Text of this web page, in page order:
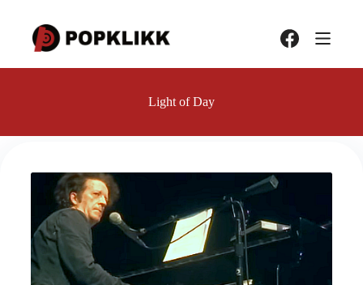
innholdet
Light of Day